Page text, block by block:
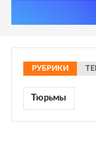
РУБРИКИ
Тюрьмы